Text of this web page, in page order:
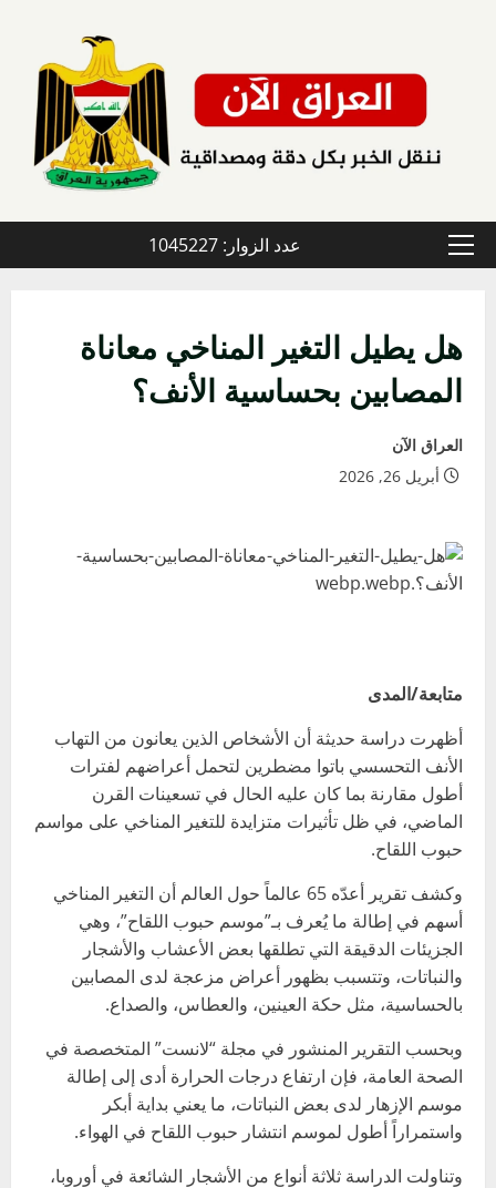
القائمة
عدد الزوار: 1045227
هل يطيل التغير المناخي معاناة
المصابين بحساسية الأنف؟
العراق الآن
أبريل 26, 2026
متابعة/المدى
أظهرت دراسة حديثة أن الأشخاص الذين يعانون من التهاب
الأنف التحسسي باتوا مضطرين لتحمل أعراضهم لفترات
أطول مقارنة بما كان عليه الحال في تسعينات القرن
الماضي، في ظل تأثيرات متزايدة للتغير المناخي على مواسم
حبوب اللقاح.
وكشف تقرير أعدّه 65 عالماً حول العالم أن التغير المناخي
أسهم في إطالة ما يُعرف بـ”موسم حبوب اللقاح”، وهي
الجزيئات الدقيقة التي تطلقها بعض الأعشاب والأشجار
والنباتات، وتتسبب بظهور أعراض مزعجة لدى المصابين
بالحساسية، مثل حكة العينين، والعطاس، والصداع.
وبحسب التقرير المنشور في مجلة “لانست” المتخصصة في
الصحة العامة، فإن ارتفاع درجات الحرارة أدى إلى إطالة
موسم الإزهار لدى بعض النباتات، ما يعني بداية أبكر
واستمراراً أطول لموسم انتشار حبوب اللقاح في الهواء.
وتناولت الدراسة ثلاثة أنواع من الأشجار الشائعة في أوروبا،